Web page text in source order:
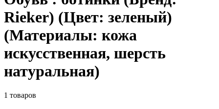
Rieker) (Цвет: зеленый)
(Материалы: кожа
искусственная, шерсть
натуральная)
1 товаров